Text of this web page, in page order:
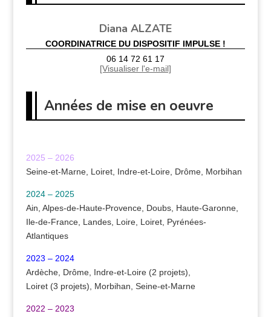
Diana ALZATE
COORDINATRICE DU DISPOSITIF IMPULSE !
06 14 72 61 17
[Visualiser l'e-mail]
Années de mise en oeuvre
2025 – 2026
Seine-et-Marne, Loiret, Indre-et-Loire, Drôme, Morbihan
2024 – 2025
Ain, Alpes-de-Haute-Provence, Doubs, Haute-Garonne,
Ile-de-France, Landes, Loire, Loiret, Pyrénées-
Atlantiques
2023 – 2024
Ardèche, Drôme, Indre-et-Loire (2 projets),
Loiret (3 projets), Morbihan, Seine-et-Marne
2022 – 2023